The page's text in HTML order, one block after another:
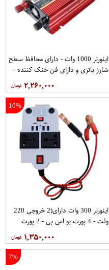
اینورتر 1000 وات - دارای محافظ سطح
شارژ باتری و دارای فن خنک کننده -
دارای یک خروجی USB - پاور اینورتر از
۲,۲۶۰,۰۰۰
10%
اینورتر 300 وات دارای(2 خروجی 220
ولت - 4 پورت یو اس بی - 2 پورت
تایپ سی - 2 خروجی 12 ولت
آداپتوری - 2 خروجی 12 ولت فندکی -
دارای چراغ نور سفید - هلدر نگهدارنده
۱,۳۵۰,۰۰۰
7%